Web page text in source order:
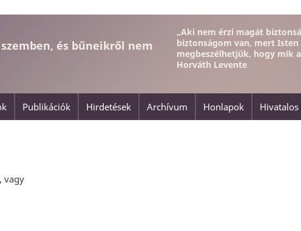
és bűneikről nem
„Aki nem érzi magát
biztonságom van, mert
megbeszélhetjük, hogy mik
Horváth Levente
Publikációk Hirdetések Archívum Honlapok
vagy